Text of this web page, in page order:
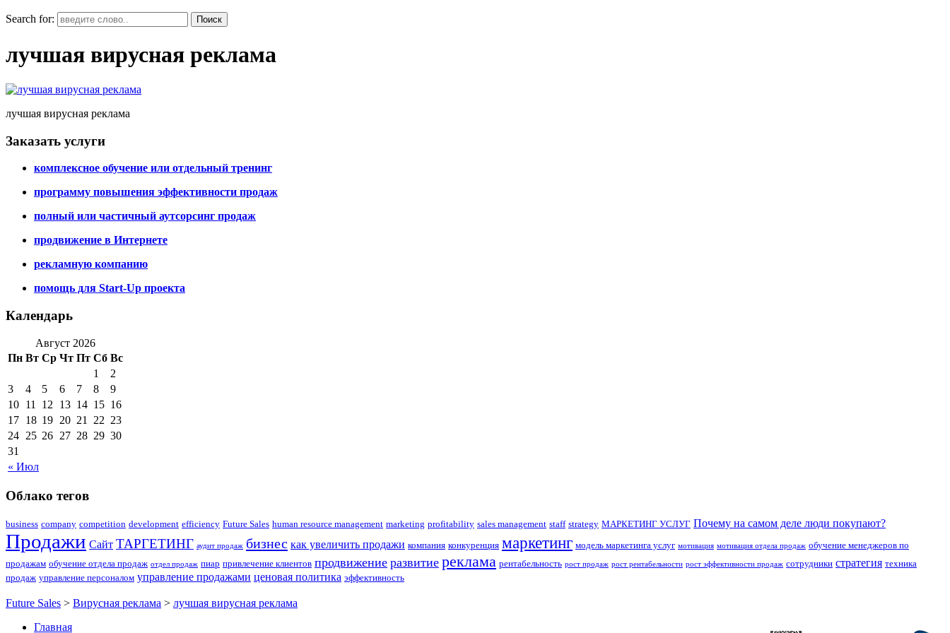
Search for:
лучшая вирусная реклама
лучшая вирусная реклама
Заказать услуги
комплексное обучение или отдельный тренинг
программу повышения эффективности продаж
полный или частичный аутсорсинг продаж
продвижение в Интернете
рекламную компанию
помощь для Start-Up проекта
Календарь
Август 2026
Пн Вт Ср Чт Пт Сб Вс
« Июл
1
2
3
4 5 6 7 8
9
10 11 12 13 14 15 16
17 18 19 20 21 22 23
24 25 26 27 28 29 30
31
Облако тегов
business company competition development efficiency Future Sales human resource management marketing profitability sales management staff strategy МАРКЕТИНГ УСЛУГ Почему на самом деле люди покупают?
Продажи Сайт ТАРГЕТИНГ аудит продаж бизнес как увеличить продажи компания конкуренция маркетинг модель маркетинга услуг мотивация мотивация отдела продаж обучение менеджеров по
продажам обучение отдела продаж отдел продаж пиар привлечение клиентов продвижение развитие реклама рентабельность рост продаж рост рентабельности рост эффективности продаж сотрудники стратегия техника
продаж управление персоналом управление продажами ценовая политика эффективность
Future Sales > Вирусная реклама > лучшая вирусная реклама
Главная